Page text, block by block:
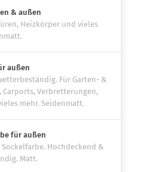
& außen
Heizkörper und vieles
außen
Für Garten- &
Carports, Verbretterungen,
mehr. Seidenmatt.
für außen
Sockelfarbe. Hochdeckend &
Matt.